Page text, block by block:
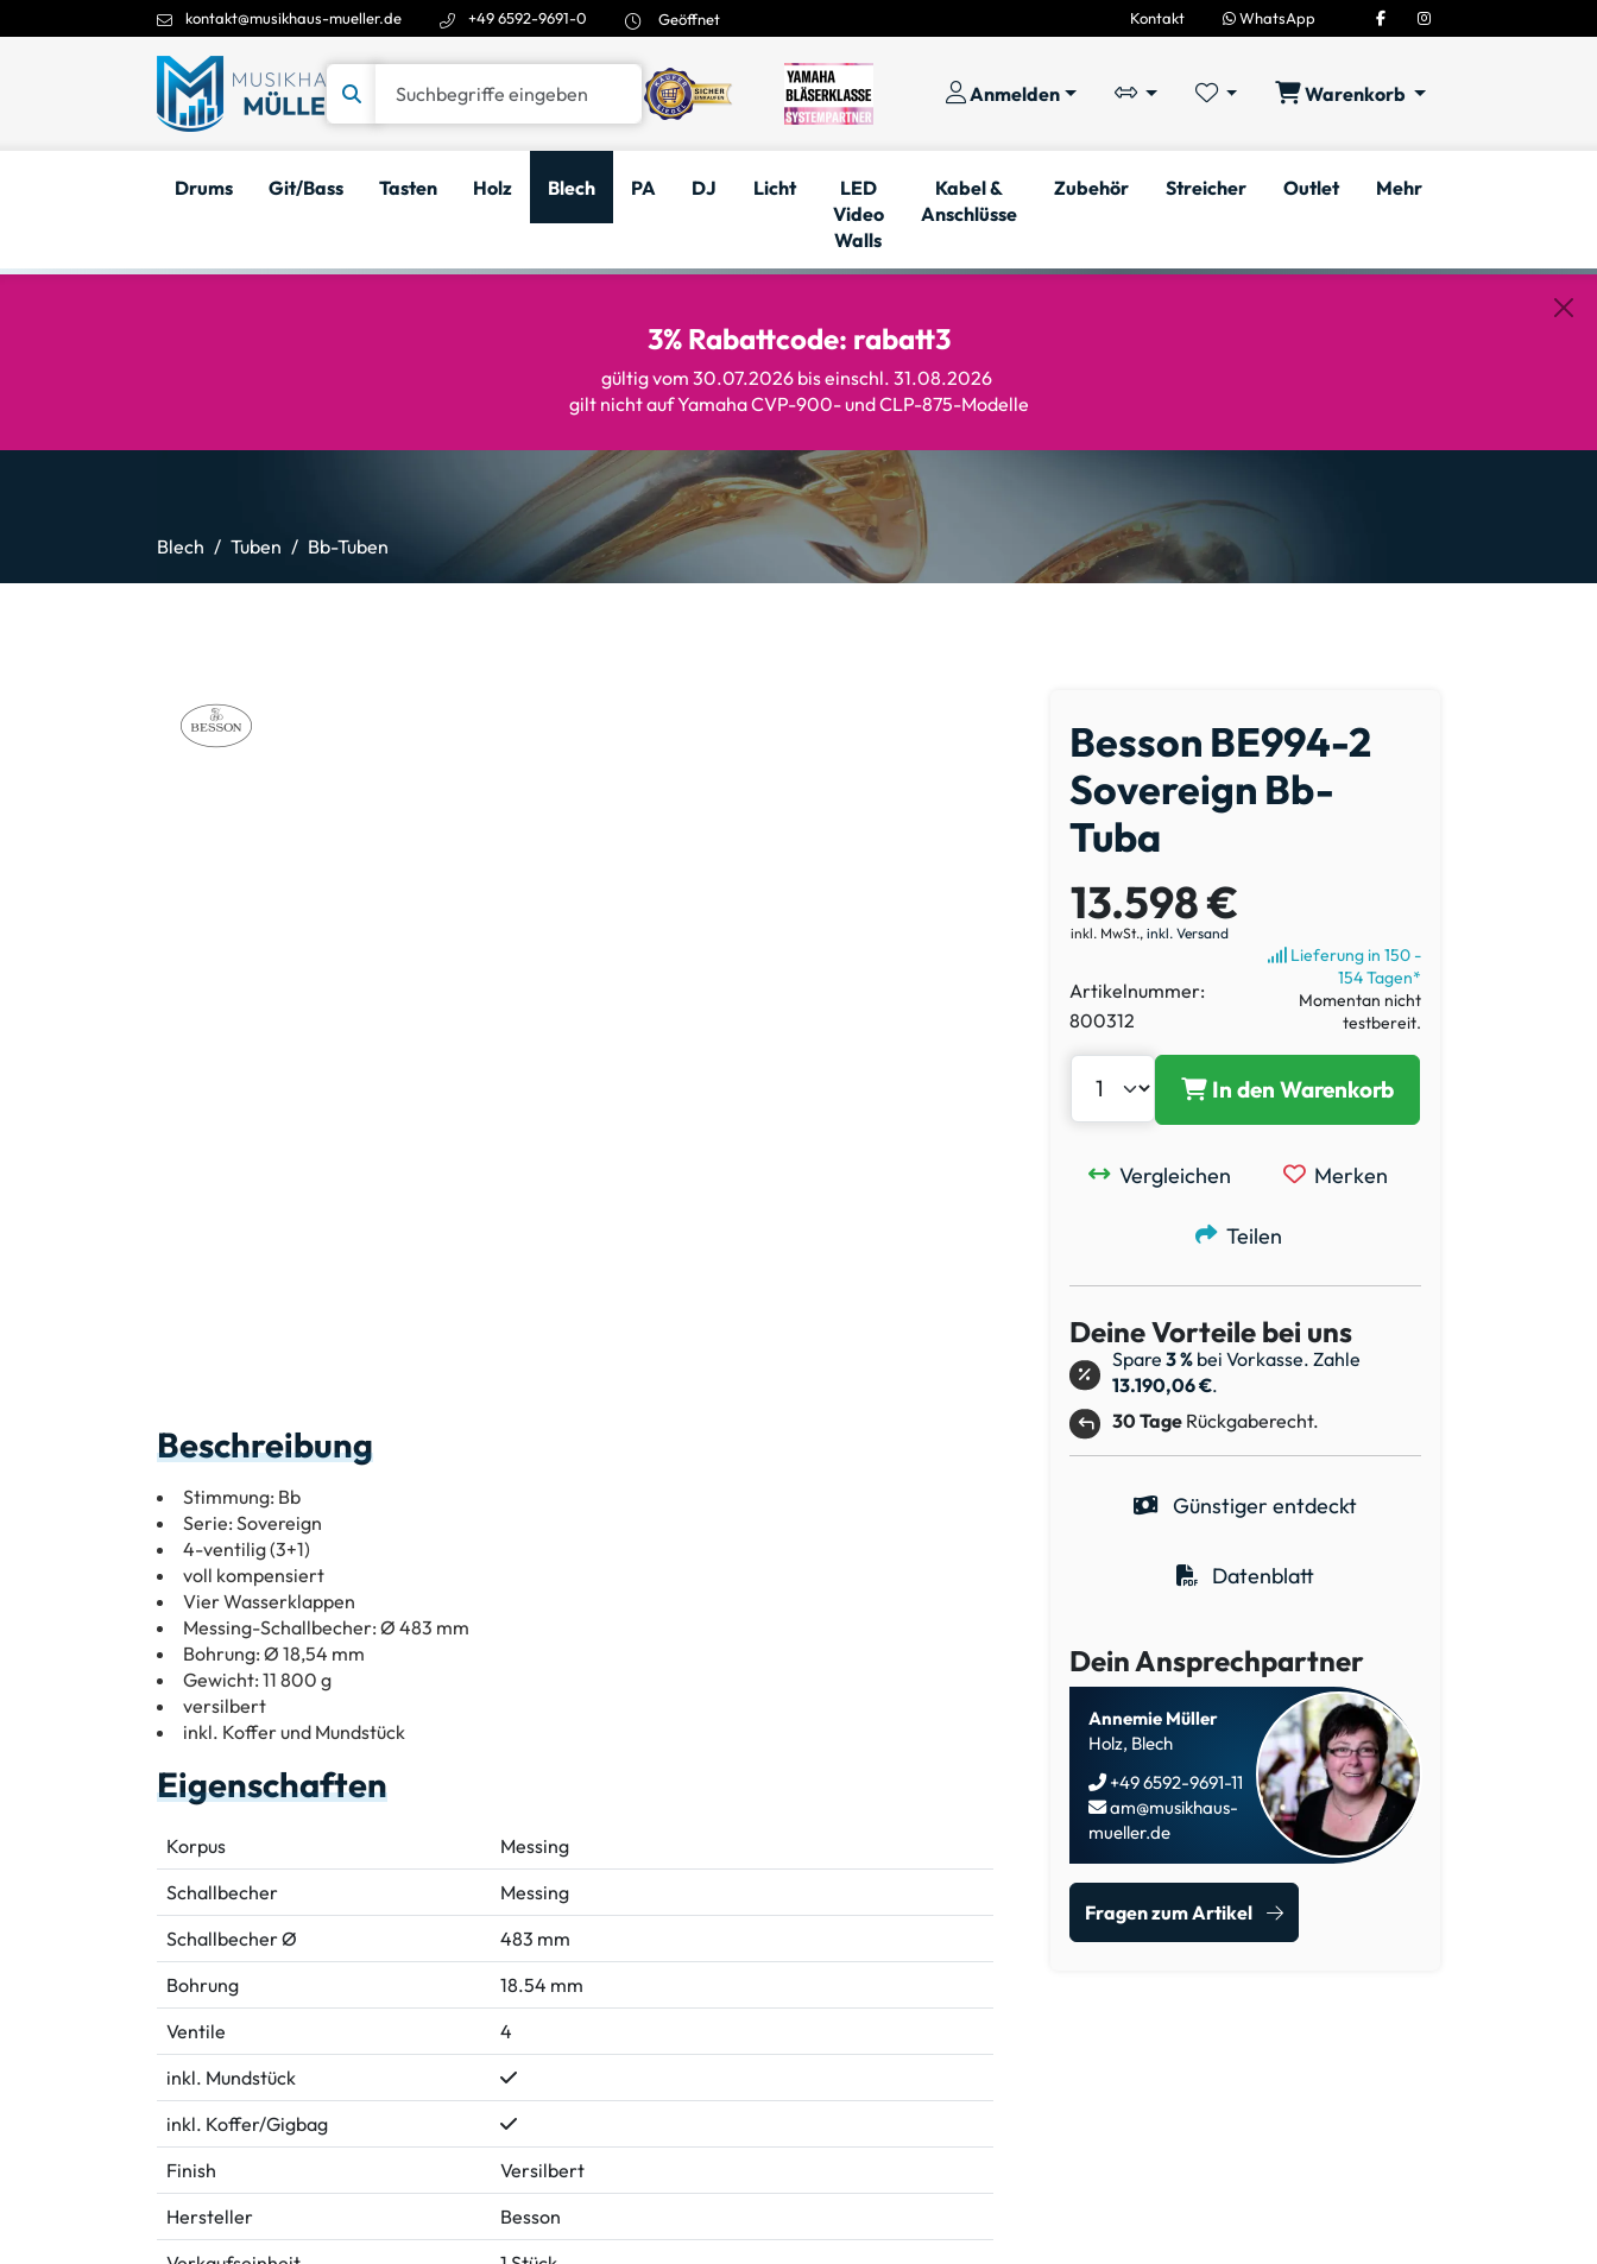
kontakt@musikhaus-mueller.de +49 6592-9691-0 Geöffnet Kontakt WhatsApp
Anmelden Warenkorb
Drums Git/Bass Tasten Holz Blech PA DJ Licht
LED
Video
Walls
Kabel &
Anschlüsse
Zubehör Streicher Outlet Mehr
3% Rabattcode: rabatt3
gültig vom 30.07.2026 bis einschl. 31.08.2026
gilt nicht auf Yamaha CVP-900- und CLP-875-Modelle
Blech Tuben Bb-Tuben
Beschreibung
Stimmung: Bb
Serie: Sovereign
4-ventilig (3+1)
voll kompensiert
Vier Wasserklappen
Messing-Schallbecher: Ø 483 mm
Bohrung: Ø 18,54 mm
Gewicht: 11 800 g
versilbert
inkl. Koffer und Mundstück
Eigenschaften
Korpus
Messing
Schallbecher
Messing
Schallbecher Ø
483 mm
Bohrung
18.54 mm
Ventile
4
inkl. Mundstück
inkl. Koffer/Gigbag
Finish
Versilbert
Hersteller
Besson
Besson BE994-2
Sovereign Bb-
Tuba
13.598 €
inkl. MwSt., inkl. Versand
Artikelnummer:
800312
Lieferung in 150 -
154 Tagen*
Momentan nicht
testbereit.
In den Warenkorb
Vergleichen Merken
Teilen
Deine Vorteile bei uns
Spare 3 % bei Vorkasse. Zahle
13.190,06 €.
30 Tage Rückgaberecht.
Günstiger entdeckt
Datenblatt
Dein Ansprechpartner
Annemie Müller
Holz, Blech
+49 6592-9691-11
am@musikhaus-
mueller.de
Fragen zum Artikel